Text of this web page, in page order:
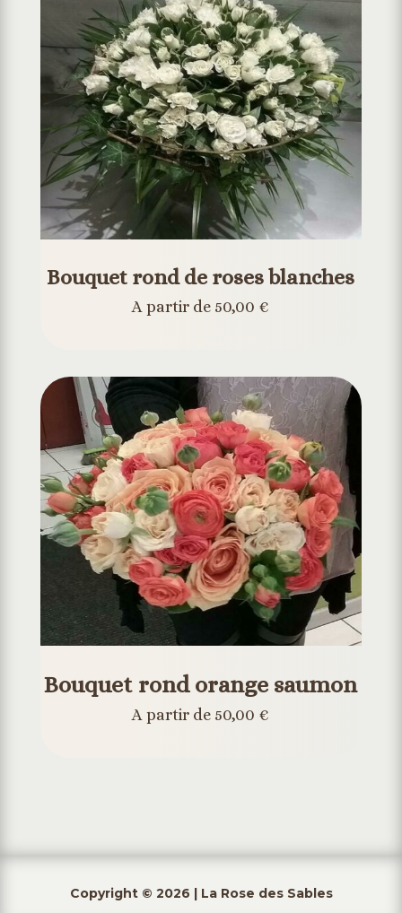
Bouquet rond de roses blanches
A partir de 50,00 €
Bouquet rond orange saumon
A partir de 50,00 €
Copyright © 2026 | La Rose des Sables